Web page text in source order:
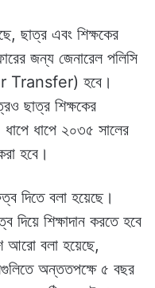
ছাত্র এবং শিক্ষকের
জন্য জেনারেল পলিসি
Transfer) হবে।
ছাত্র শিক্ষকের
ধাপে ২০৩৫ সালের
হবে।
দিতে বলা হয়েছে।
দিয়ে শিক্ষাদান করতে হবে
আরো বলা হয়েছে,
অন্ততপক্ষে ৫ বছর